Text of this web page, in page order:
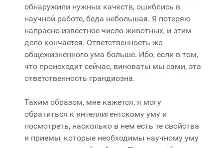
обнаружили нужных качеств, ошиблись в
научной работе, беда небольшая. Я потеряю
напрасно известное число животных, и этим
дело кончается. Ответственность же
общежизненного ума больше. Ибо, если в том,
что происходит сейчас, виноваты мы сами, эта
ответственность грандиозна.
Таким образом, мне кажется, я могу
обратиться к интеллигентскому уму и
посмотреть, насколько в нем есть те свойства
и приемы, которые необходимы научному уму